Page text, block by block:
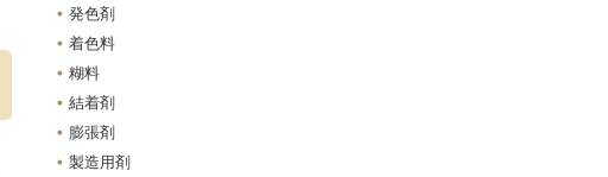
発色剤
着色料
糊料
結着剤
膨張剤
製造用剤